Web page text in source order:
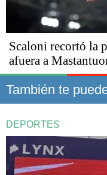
Scaloni recortó la
afuera a
También te
DEPORTES